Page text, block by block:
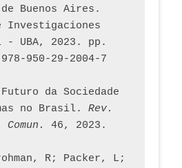
Buenos Aires.
- UBA, 2023. pp.
950-29-2004-7
da Sociedade
no Brasil. Rev.
R; Packer, L;